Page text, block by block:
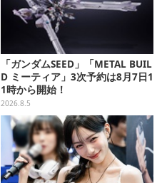
「ガンダムSEED」「METAL BUIL
D ミーティア」3次予約は8月7日1
1時から開始！
2026.8.5